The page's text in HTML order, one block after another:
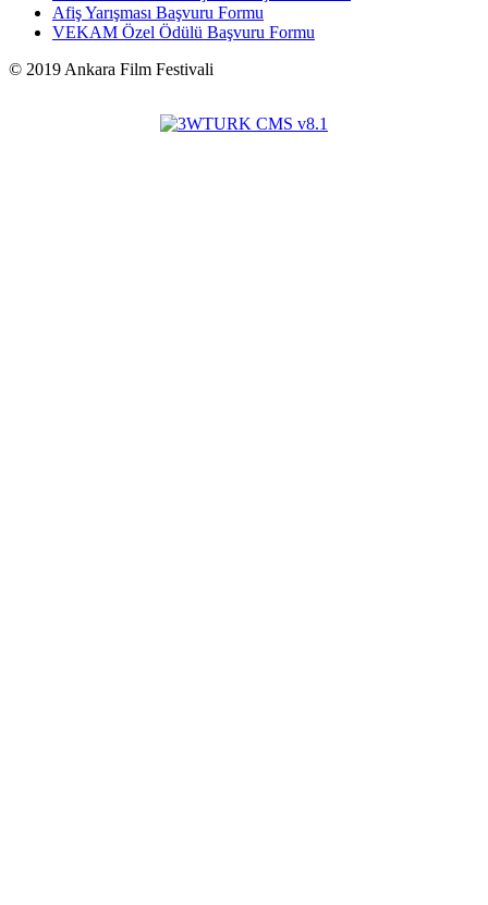
Afiş Yarışması Başvuru Formu
VEKAM Özel Ödülü Başvuru Formu
© 2019 Ankara Film Festivali